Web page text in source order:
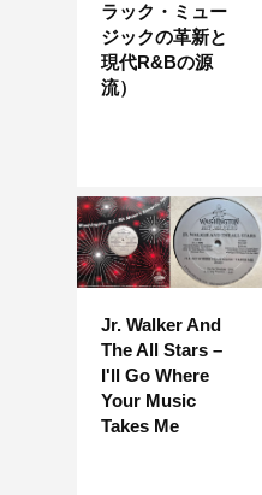
ラック・ミュー
ジックの革新と
現代R&Bの源
流）
Jr. Walker And
The All Stars –
I'll Go Where
Your Music
Takes Me